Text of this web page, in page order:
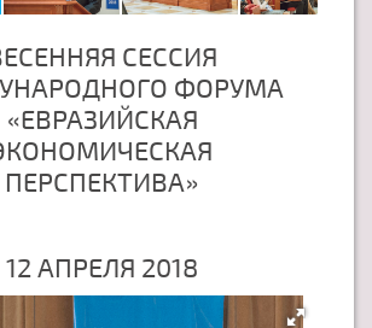
СЕССИЯ
ФОРУМА
«ЕВРАЗИЙСКАЯ
ПЕРСПЕКТИВА»
12 АПРЕЛЯ 2018